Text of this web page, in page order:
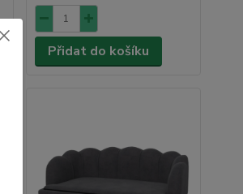
Přidat do košíku